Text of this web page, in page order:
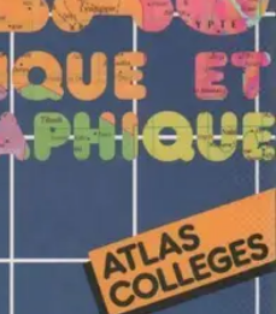
Guide d'achat
Éducation et